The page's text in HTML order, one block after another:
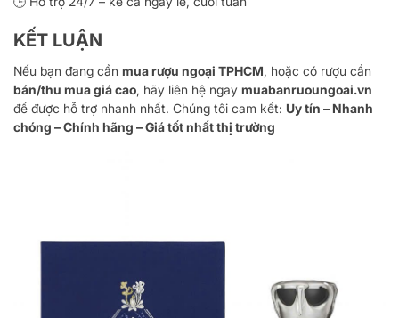
KẾT LUẬN
Nếu bạn đang cần mua rượu ngoại TPHCM, hoặc có rượu cần
bán/thu mua giá cao, hãy liên hệ ngay muabanruoungoai.vn
để được hỗ trợ nhanh nhất. Chúng tôi cam kết: Uy tín – Nhanh
chóng – Chính hãng – Giá tốt nhất thị trường